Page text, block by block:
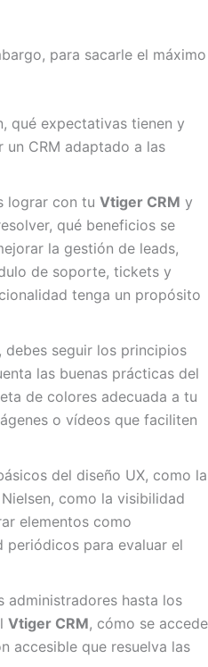
para sacarle el máximo
qué expectativas tienen y
CRM adaptado a las
lograr con tu Vtiger CRM y
qué beneficios se
la gestión de leads,
de soporte, tickets y
tenga un propósito
debes seguir los principios
las buenas prácticas del
de colores adecuada a tu
o vídeos que faciliten
del diseño UX, como la
como la visibilidad
elementos como
periódicos para evaluar el
administradores hasta los
Vtiger CRM, cómo se accede
accesible que resuelva las